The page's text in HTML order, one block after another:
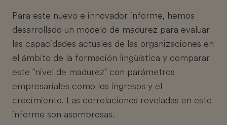
Para este nuevo e innovador informe, hemos
desarrollado un modelo de madurez para evaluar
las capacidades actuales de las organizaciones en
el ámbito de la formación lingüística y comparar
este "nivel de madurez" con parámetros
empresariales como los ingresos y el
crecimiento. Las correlaciones reveladas en este
informe son asombrosas.